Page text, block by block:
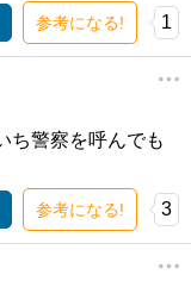
参考になる! 1
ち警察を呼んでも
参考になる! 3